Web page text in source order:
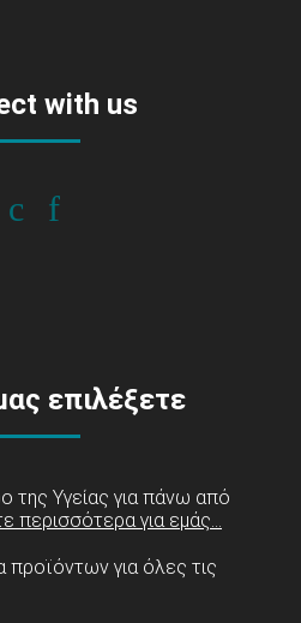
with us
επιλέξετε
της Υγείας για πάνω από
περισσότερα για εμάς...
προϊόντων για όλες τις